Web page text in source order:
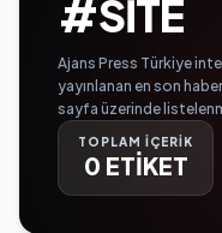
#SITE
Ajans Press Türkiye
yayınlanan en son
sayfa üzerinde
TOPLAM İÇERİK
0 ETİKET